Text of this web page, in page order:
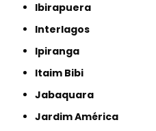
Ibirapuera
Interlagos
Ipiranga
Itaim Bibi
Jabaquara
Jardim América